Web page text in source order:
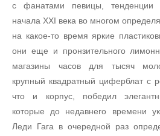
с фанатами певицы, тенденции
начала XXI века во многом
на какое-то время яркие
они еще и пронзительного
магазины часов для тысяч
крупный квадратный циферблат с
что и корпус, победил
которые до недавнего времени
Леди Гага в очередной раз